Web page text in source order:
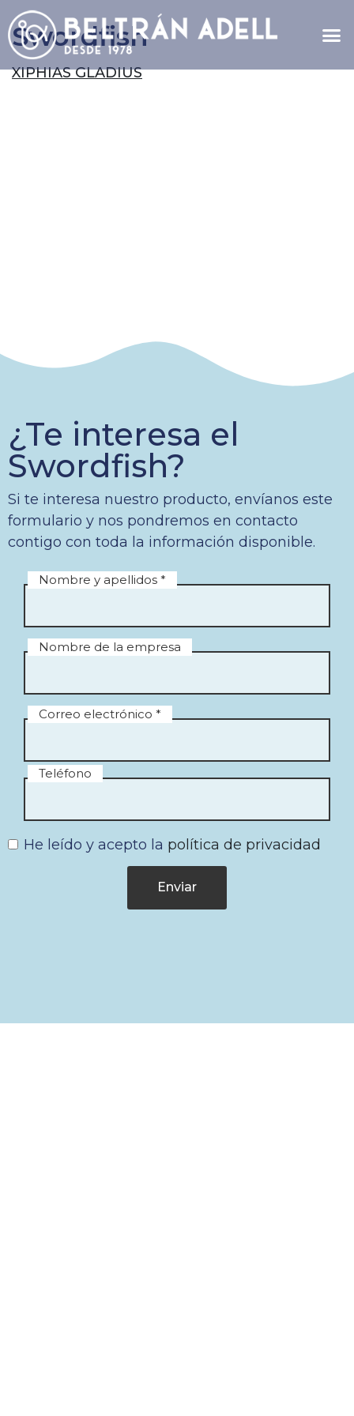
Swordfish
XIPHIAS GLADIUS
¿Te interesa el
Swordfish?
Si te interesa nuestro producto, envíanos este
formulario y nos pondremos en contacto
contigo con toda la información disponible.
Nombre y apellidos *
Nombre de la empresa
Correo electrónico *
Teléfono
He leído y acepto la política de privacidad